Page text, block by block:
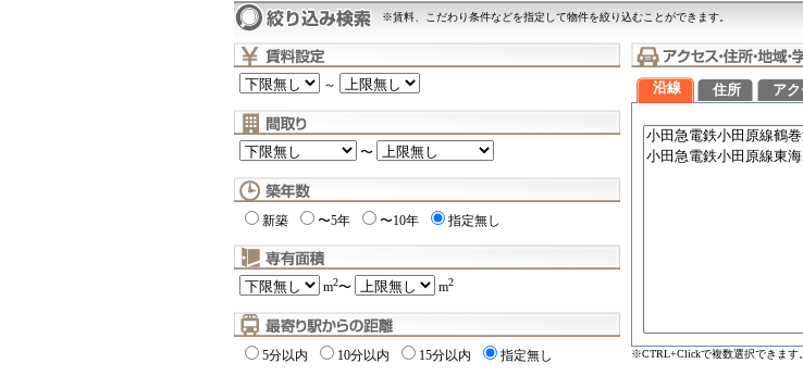
※賃料、こだわり条件などを指定して物件を絞り込むことができます。
～
〜
新築 〜5年 〜10年 指定無し
m2〜 m2
5分以内 10分以内 15分以内 指定無し
沿線 住所 ア
※CTRL+Clickで複数選択できます。